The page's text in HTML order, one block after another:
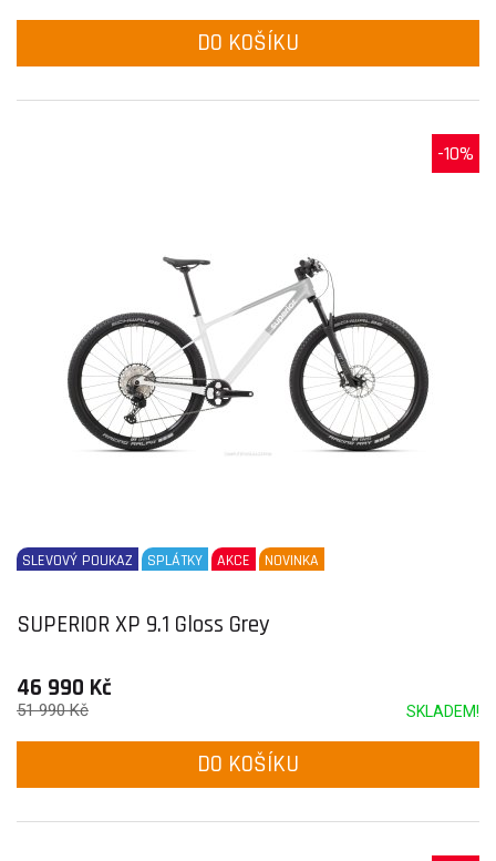
DO KOŠÍKU
-10%
SLEVOVÝ POUKAZ SPLÁTKY AKCE NOVINKA
SUPERIOR XP 9.1 Gloss Grey
46 990 Kč
SKLADEM!
51 990 Kč
DO KOŠÍKU